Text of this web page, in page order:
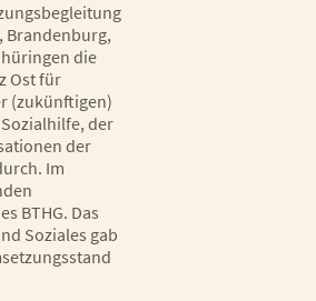
Brandenburg,
die
Ost für
(zukünftigen)
der
der
Im
BTHG. Das
Soziales gab